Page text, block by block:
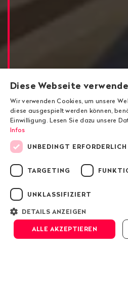
Die
russischen
dem
Diese Webseite
Wir verwenden Cookies, um unsere
diese ausgespielt werden können,
Einwilligung. Lesen Sie dazu unsere
Infos
UNBEDINGT ERFORDERLICH
TARGETING
UNKLASSIFIZIERT
DETAILS ANZEIGEN
ALLE AKZEPTIEREN